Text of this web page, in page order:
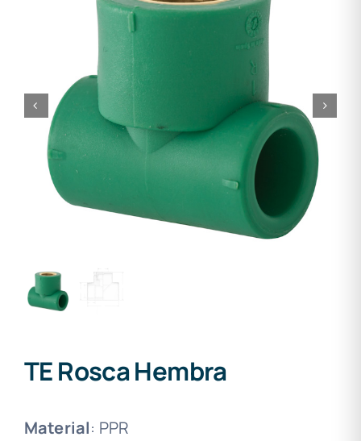
TE Rosca Hembra
Material: PPR